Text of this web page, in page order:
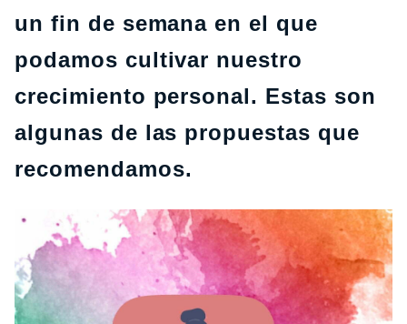
un fin de semana en el que
podamos cultivar nuestro
crecimiento personal. Estas son
algunas de las propuestas que
recomendamos.